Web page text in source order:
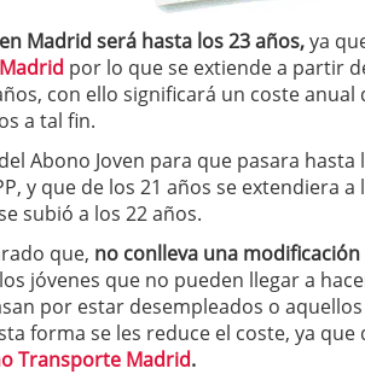
21 de noviembre de 2025
cuesta un software punto de venta? 3
Madrid será hasta los 23 años,ya
por lo que se extiende a partir
con ello significará un coste
a tal fin.
Abono Joven para que pasara
y que de los 21 años se extendiera a
subió a los 22 años.
que, no conlleva una
jóvenes que no pueden llegar a
por estar desempleados o
forma se les reduce el coste, ya que
Transporte Madrid.